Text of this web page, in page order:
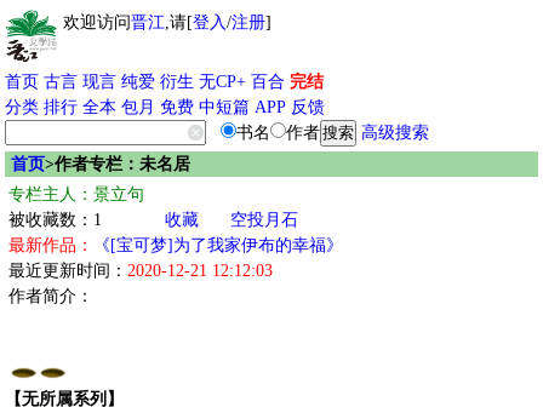
欢迎访问晋江,请[登入/注册]
首页 古言 现言 纯爱 衍生 无CP+ 百合 完结
分类 排行 全本 包月 免费 中短篇 APP 反馈
书名
作者
高级搜索
首页>作者专栏：未名居
专栏主人：景立句
被收藏数：1
收藏
空投月石
最新作品：
《[宝可梦]为了我家伊布的幸福》
最近更新时间： 2020-12-21 12:12:03
作者简介：
【无所属系列】